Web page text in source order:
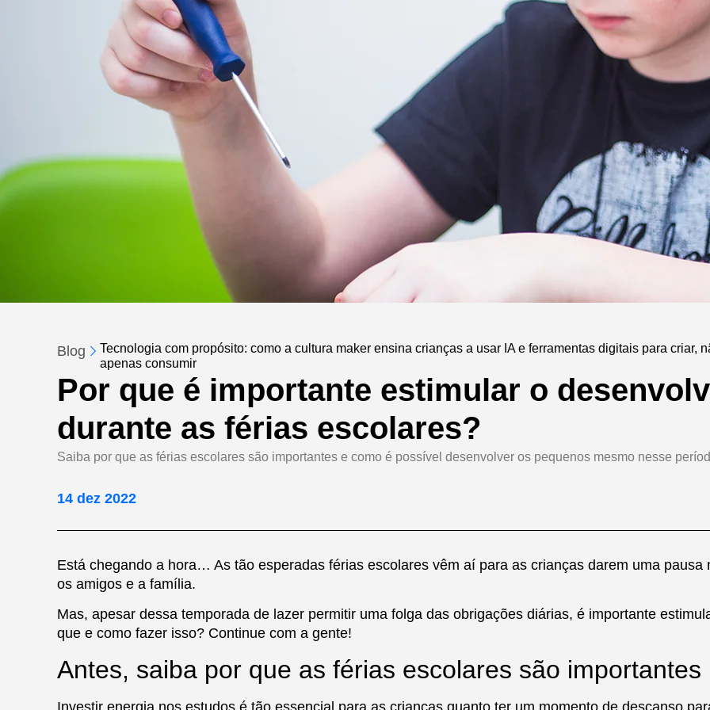
Blog
Tecnologia com propósito: como a cultura maker ensina crianças a usar IA e ferramentas digitais para criar,
apenas consumir
Por que é importante estimular o
durante as férias escolares?
Saiba por que as férias escolares são importantes e como é possível desenvolver os pequenos mesmo nesse
14 dez 2022
Está chegando a hora… As tão esperadas férias escolares vêm aí para as crianças darem uma
os amigos e a família.
Mas, apesar dessa temporada de lazer permitir uma folga das obrigações diárias, é importante
que e como fazer isso? Continue com a gente!
Antes, saiba por que as férias escolares são importantes
Investir energia nos estudos é tão essencial para as crianças quanto ter um momento de descanso